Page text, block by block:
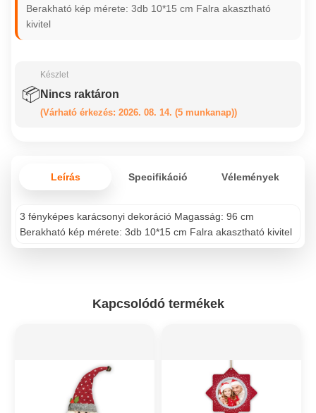
Berakható kép mérete: 3db 10*15 cm Falra akasztható
kivitel
📦
Készlet
Nincs raktáron
(Várható érkezés: 2026. 08. 14. (5 munkanap))
Leírás Specifikáció Vélemények
3 fényképes karácsonyi dekoráció Magasság: 96 cm
Berakható kép mérete: 3db 10*15 cm Falra akasztható kivitel
Kapcsolódó termékek